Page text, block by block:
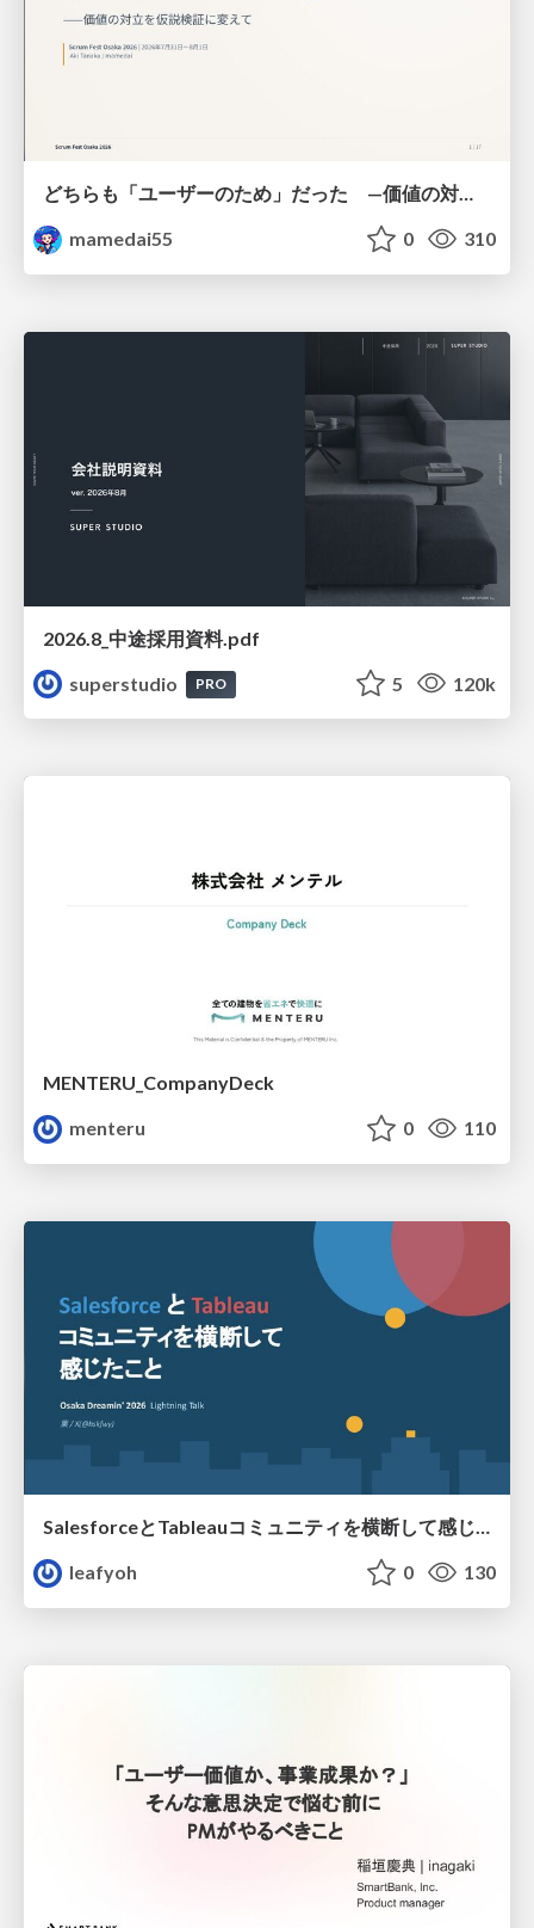
どちらも「ユーザーのため」だった —価値の対立を仮説検証に変えて #Scrumfest Osaka 2026
mamedai55
0 310
2026.8_中途採用資料.pdf
superstudio
PRO 5 120k
MENTERU_CompanyDeck
menteru
0 110
SalesforceとTableauコミュニティを横断して感じたこと（Osaka Dreamin）
leafyoh
0 130